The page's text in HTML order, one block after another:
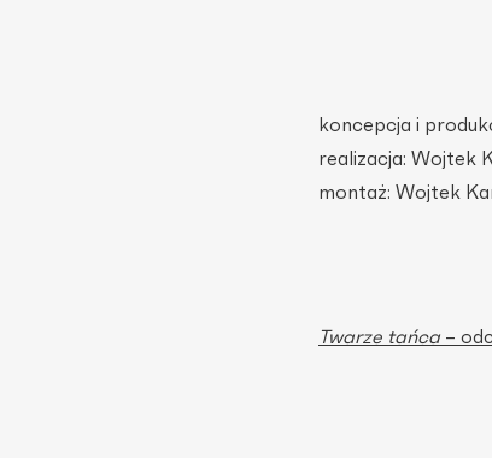
koncepcja i
realizacja: Wojtek
montaż: Wojtek
Twarze tańca –